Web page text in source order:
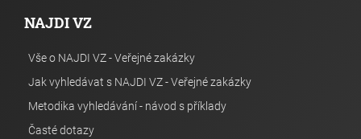
NAJDI VZ
Vše o NAJDI VZ - Veřejné zakázky
Jak vyhledávat s NAJDI VZ - Veřejné zakázky
Metodika vyhledávání - návod s příklady
Časté dotazy